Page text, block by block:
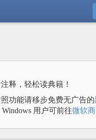
释，轻松读典籍！
功能请移步免费无广告的
Windows 用户可前往微软